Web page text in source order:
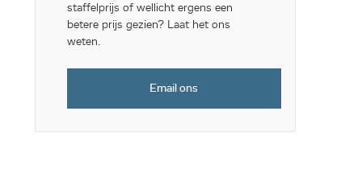
staffelprijs of wellicht ergens een
betere prijs gezien? Laat het ons
weten.
Email ons